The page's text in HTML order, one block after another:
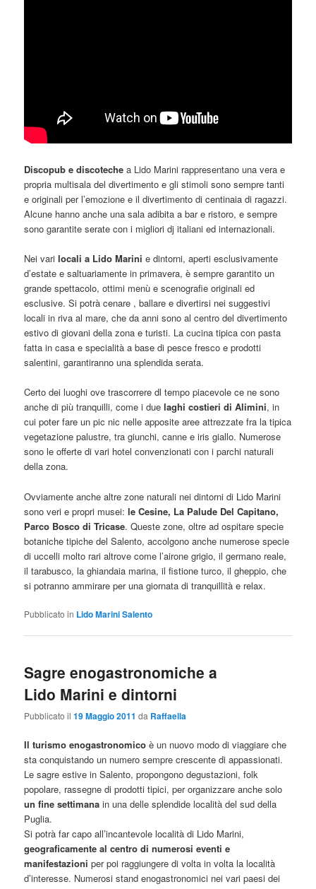
Discopub e discotechea Lido Marini rappresentano una vera e
propria multisala del divertimento e gli stimoli sono sempre tanti
e originali per l’emozione e il divertimento di centinaia di ragazzi.
Alcune hanno anche una sala adibita a bar e ristoro, e sempre
sono garantite serate con i migliori dj italiani ed internazionali.
Nei varilocali a Lido Marinie dintorni, aperti esclusivamente
d’estate e saltuariamente in primavera, è sempre garantito un
grande spettacolo, ottimi menù e scenografie originali ed
esclusive. Si potrà cenare , ballare e divertirsi nei suggestivi
locali in riva al mare, che da anni sono al centro del divertimento
estivo di giovani della zona e turisti. La cucina tipica con pasta
fatta in casa e specialità a base di pesce fresco e prodotti
salentini, garantiranno una splendida serata.
Certo dei luoghi ove trascorrere dl tempo piacevole ce ne sono
anche di più tranquilli, come i duelaghi costieri di Alimini, in
cui poter fare un pic nic nelle apposite aree attrezzate fra la tipica
vegetazione palustre, tra giunchi, canne e iris giallo. Numerose
sono le offerte di vari hotel convenzionati con i parchi naturali
della zona.
Ovviamente anche altre zone naturali nei dintorni di Lido Marini
sono veri e propri musei:le Cesine, La Palude Del Capitano,
Parco Bosco di Tricase. Queste zone, oltre ad ospitare specie
botaniche tipiche del Salento, accolgono anche numerose specie
di uccelli molto rari altrove come l’airone grigio, il germano reale,
il tarabusco, la ghiandaia marina, il fistione turco, il gheppio, che
si potranno ammirare per una giornata di tranquillità e relax.
Pubblicato in Lido Marini Salento
Sagre enogastronomiche a
Lido Marini e dintorni
Pubblicato il19 Maggio 2011 da Raffaella
Il turismo enogastronomico è un nuovo modo di viaggiare che
sta conquistando un numero sempre crescente di appassionati.
Le sagre estive in Salento, propongono degustazioni, folk
popolare, rassegne di prodotti tipici, per organizzare anche solo
un fine settimana in una delle splendide località del sud della
Puglia.
Si potrà far capo all’incantevole località di Lido Marini,
geograficamente al centro di numerosi eventi e
manifestazioniper poi raggiungere di volta in volta la località
d’interesse. Numerosi stand enogastronomici nei vari paesi dei